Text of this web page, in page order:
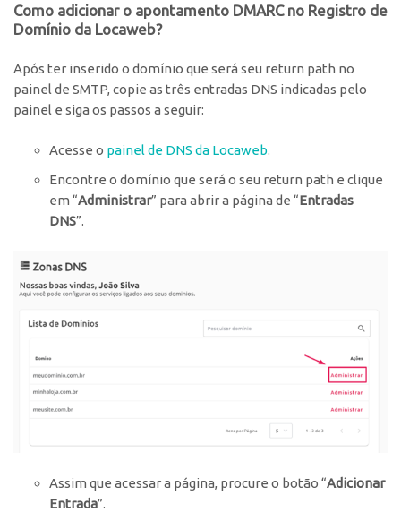
Como adicionar o apontamento DMARC no Registro de
Domínio da Locaweb?
Após ter inserido o domínio que será seu return path no
painel de SMTP, copie as três entradas DNS indicadas pelo
painel e siga os passos a seguir:
Acesse o painel de DNS da Locaweb.
Encontre o domínio que será o seu return path e clique
em “Administrar” para abrir a página de “Entradas
DNS”.
Assim que acessar a página, procure o botão “Adicionar
Entrada”.